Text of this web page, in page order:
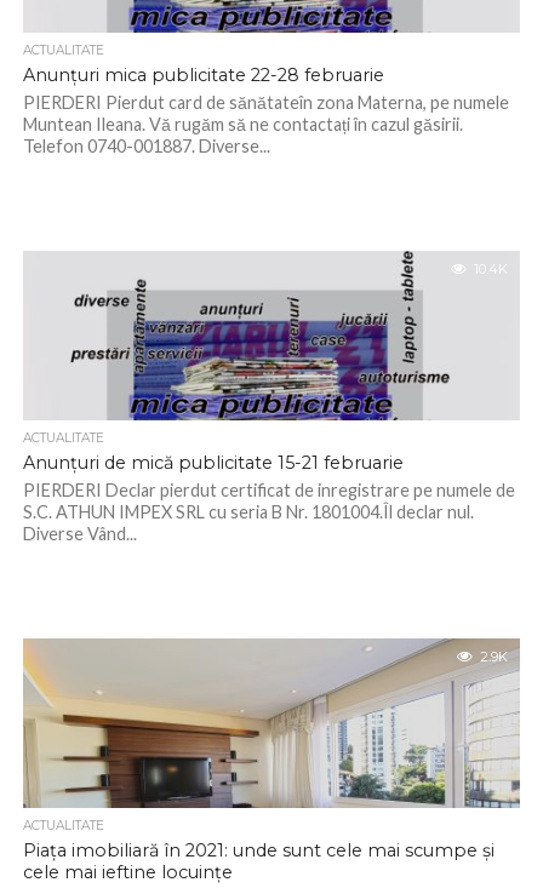
ACTUALITATE
Anunțuri mica publicitate 22-28 februarie
PIERDERI Pierdut card de sănătateîn zona Materna, pe numele
Muntean Ileana. Vă rugăm să ne contactați în cazul găsirii.
Telefon 0740-001887. Diverse...
10.4K
ACTUALITATE
Anunțuri de mică publicitate 15-21 februarie
PIERDERI Declar pierdut certificat de inregistrare pe numele de
S.C. ATHUN IMPEX SRL cu seria B Nr. 1801004.Îl declar nul.
Diverse Vând...
2.9K
ACTUALITATE
Piața imobiliară în 2021: unde sunt cele mai scumpe și
cele mai ieftine locuințe